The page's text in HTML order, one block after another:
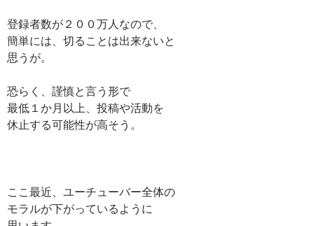
登録者数が２００万人なので、
簡単には、切ることは出来ないと
思うが。
恐らく、謹慎と言う形で
最低１か月以上、投稿や活動を
休止する可能性が高そう。
ここ最近、ユーチューバー全体の
モラルが下がっているように